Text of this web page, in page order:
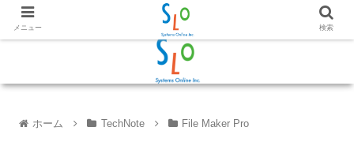
ホーム TechNote File Maker Pro
メニュー 検索